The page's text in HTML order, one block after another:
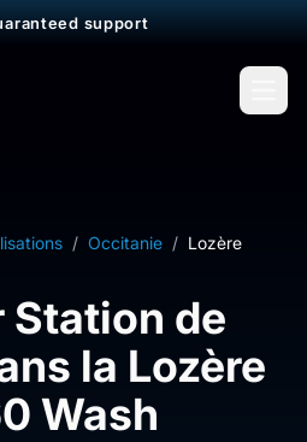
support
/ Occitanie / Lozère
Station de
la Lozère
Wash